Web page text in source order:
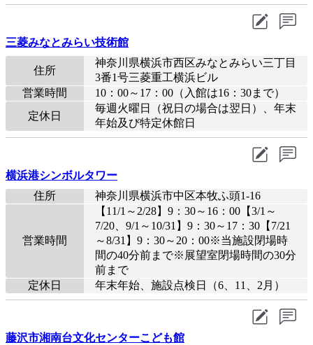
三菱みなとみらい技術館
住所
神奈川県横浜市西区みなとみらい三丁目
3番1号三菱重工横浜ビル
営業時間
10：00～17：00（入館は16：30まで）
定休日
毎週火曜日（祝日の場合は翌日）、年末
年始及び特定休館日
横浜港シンボルタワー
住所
神奈川県横浜市中区本牧ふ頭1-16
営業時間
【11/1～2/28】9：30～16：00【3/1～
7/20、9/1～10/31】9：30～17：30【7/21
～8/31】9：30～20：00※当施設閉場時
間の40分前まで※展望室閉場時間の30分
前まで
定休日
年末年始、施設点検日（6、11、2月）
藤沢市湘南台文化センターこども館